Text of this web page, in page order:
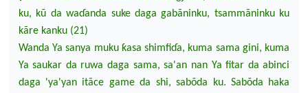
ku, kũ da waɗanda suke daga gabãninku, tsammãninku ku
kãre kanku (21)
Wanda Ya sanya muku ƙasa shimfiɗa, kuma sama gini, kuma
Ya saukar da ruwa daga sama, sa'an nan Ya fitar da abinci
daga 'ya'yan itãce game da shi, sabõda ku. Sabõda haka